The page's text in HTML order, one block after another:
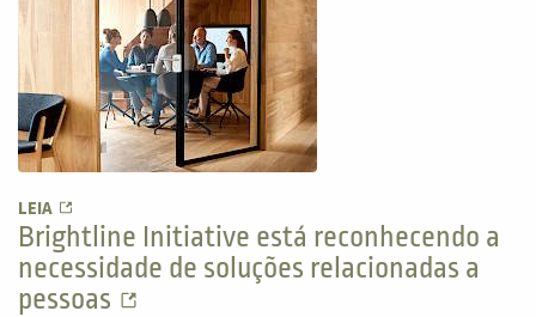
LEIA
Brightline Initiative está reconhecendo a
necessidade de soluções relacionadas a
pessoas